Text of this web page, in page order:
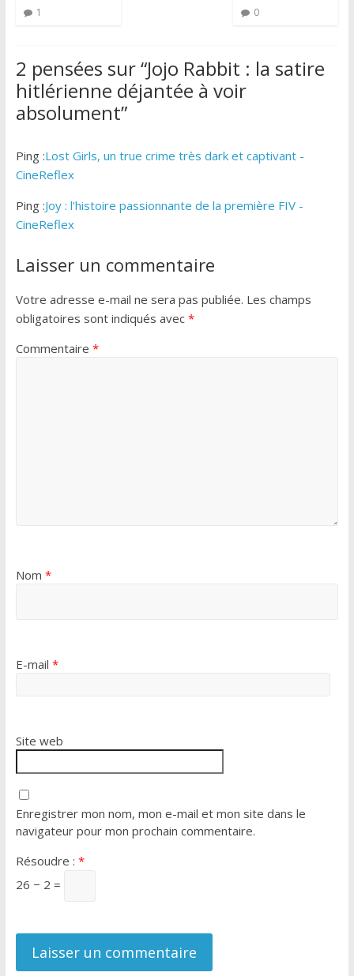
1
0
2 pensées sur “Jojo Rabbit : la satire
hitlérienne déjantée à voir
absolument”
Ping :Lost Girls, un true crime très dark et captivant -
CineReflex
Ping :Joy : l'histoire passionnante de la première FIV -
CineReflex
Laisser un commentaire
Votre adresse e-mail ne sera pas publiée. Les champs
obligatoires sont indiqués avec *
Commentaire *
Nom *
E-mail *
Site web
Enregistrer mon nom, mon e-mail et mon site dans le
navigateur pour mon prochain commentaire.
Résoudre : *
26 − 2 =